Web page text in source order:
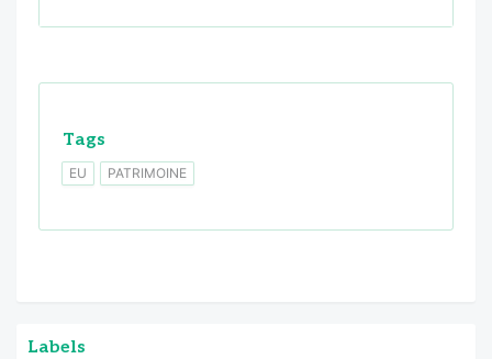
Tags
EU PATRIMOINE
Labels